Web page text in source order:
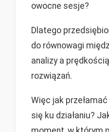
owocne sesje?
Dlatego
do równowagi
analizy a
rozwiązań.
Więc jak
się ku działaniu?